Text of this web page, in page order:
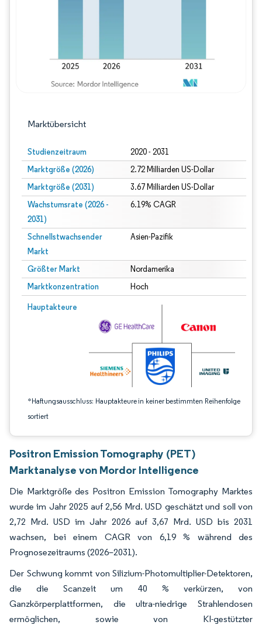
Marktübersicht
Studienzeitraum 2020 - 2031
Marktgröße (2026) 2.72 Milliarden US-Dollar
Marktgröße (2031) 3.67 Milliarden US-Dollar
Wachstumsrate (2026 -
2031)
6.19% CAGR
Schnellstwachsender
Markt
Asien-Pazifik
Größter Markt Nordamerika
Marktkonzentration Hoch
Hauptakteure
*Haftungsausschluss: Hauptakteure in keiner bestimmten Reihenfolge
sortiert
Bild © Mordor Intelligence. Wiederverwendung erfordert Namensnennung
Positron Emission Tomography (PET)
Marktanalyse von Mordor Intelligence
Die Marktgröße des Positron Emission Tomography Marktes
wurde im Jahr 2025 auf 2,56 Mrd. USD geschätzt und soll von
2,72 Mrd. USD im Jahr 2026 auf 3,67 Mrd. USD bis 2031
wachsen, bei einem CAGR von 6,19 % während des
Prognosezeitraums (2026–2031).
Der Schwung kommt von Silizium-Photomultiplier-Detektoren,
die die Scanzeit um 40 % verkürzen, von
Ganzkörperplattformen, die ultra-niedrige Strahlendosen
ermöglichen, sowie von KI-gestützter